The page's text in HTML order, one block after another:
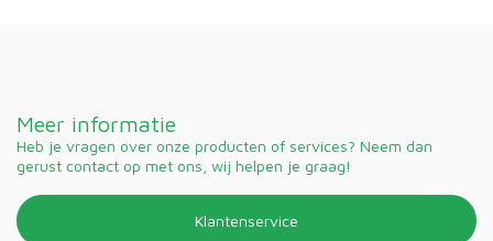
Meer informatie
Heb je vragen over onze producten of services? Neem dan
gerust contact op met ons, wij helpen je graag!
Klantenservice